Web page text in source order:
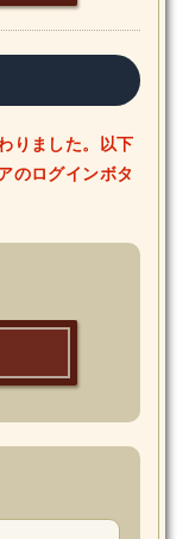
りました。以下
のログインボタ